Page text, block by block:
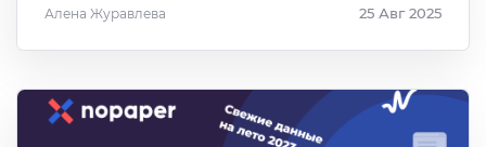
Алена Журавлева 25 Авг 2025